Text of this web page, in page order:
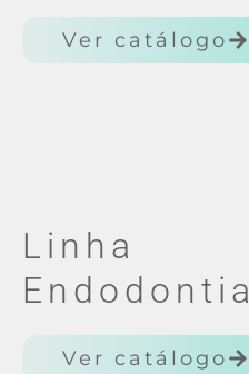
Ver catálogo
Linha
Endodontia
Ver catálogo